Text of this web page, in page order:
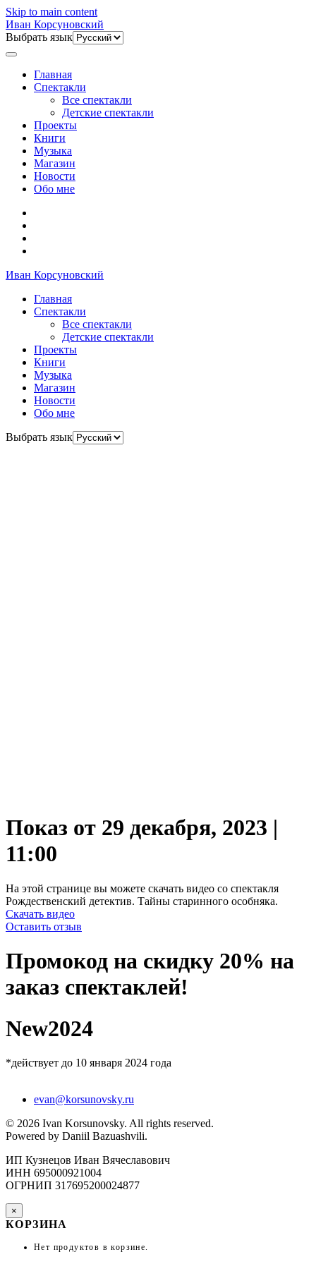
Skip to main content
Иван Корсуновский
Выбрать язык
Главная
Спектакли
Все спектакли
Детские спектакли
Проекты
Книги
Музыка
Магазин
Новости
Обо мне
Иван Корсуновский
Главная
Спектакли
Все спектакли
Детские спектакли
Проекты
Книги
Музыка
Магазин
Новости
Обо мне
Выбрать язык
Показ от 29 декабря, 2023 |
11:00
На этой странице вы можете скачать видео со спектакля
Рождественский детектив. Тайны старинного особняка.
Скачать видео
Оставить отзыв
Промокод на скидку 20% на
заказ спектаклей!
New2024
*действует до 10 января 2024 года
evan@korsunovsky.ru
© 2026 Ivan Korsunovsky. All rights reserved.
Powered by Daniil Bazuashvili.
ИП Кузнецов Иван Вячеславович
ИНН 695000921004
ОГРНИП 317695200024877
×
КОРЗИНА
Нет продуктов в корзине.